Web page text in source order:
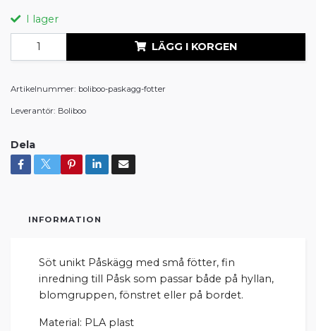
I lager
LÄGG I KORGEN
Artikelnummer: boliboo-paskagg-fotter
Leverantör: Boliboo
Dela
INFORMATION
Söt unikt Påskägg med små fötter, fin
inredning till Påsk som passar både på hyllan,
blomgruppen, fönstret eller på bordet.
Material: PLA plast